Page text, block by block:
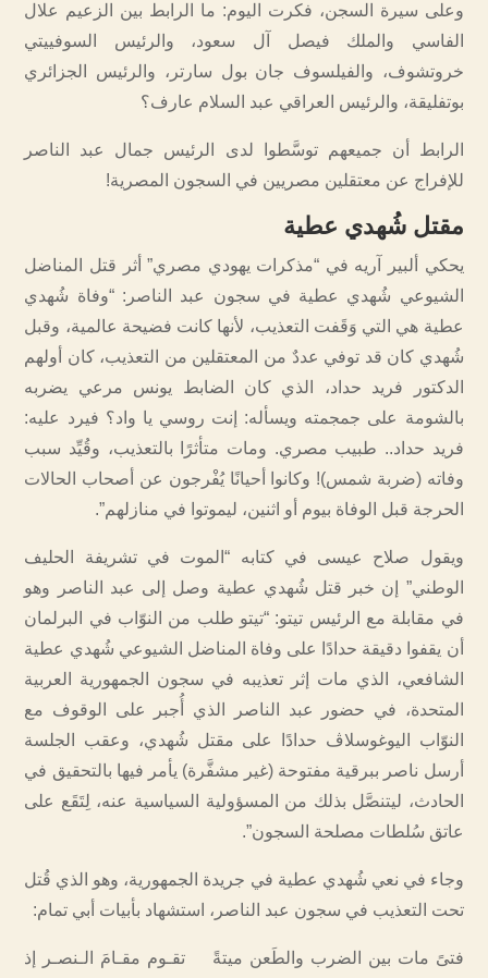
وعلى سيرة السجن، فكرت اليوم: ما الرابط بين الزعيم علال
الفاسي والملك فيصل آل سعود، والرئيس السوفييتي
خروتشوف، والفيلسوف جان بول سارتر، والرئيس الجزائري
بوتفليقة، والرئيس العراقي عبد السلام عارف؟
الرابط أن جميعهم توسَّطوا لدى الرئيس جمال عبد الناصر
للإفراج عن معتقلين مصريين في السجون المصرية!
مقتل شُهدي عطية
يحكي ألبير آريه في “مذكرات يهودي مصري” أثر قتل المناضل
الشيوعي شُهدي عطية في سجون عبد الناصر: “وفاة شُهدي
عطية هي التي وَقَفت التعذيب، لأنها كانت فضيحة عالمية، وقبل
شُهدي كان قد توفي عددٌ من المعتقلين من التعذيب، كان أولهم
الدكتور فريد حداد، الذي كان الضابط يونس مرعي يضربه
بالشومة على جمجمته ويسأله: إنت روسي يا واد؟ فيرد عليه:
فريد حداد.. طبيب مصري. ومات متأثرًا بالتعذيب، وقُيِّد سبب
وفاته (ضربة شمس)! وكانوا أحيانًا يُفْرجون عن أصحاب الحالات
الحرجة قبل الوفاة بيوم أو اثنين، ليموتوا في منازلهم”.
ويقول صلاح عيسى في كتابه “الموت في تشريفة الحليف
الوطني” إن خبر قتل شُهدي عطية وصل إلى عبد الناصر وهو
في مقابلة مع الرئيس تيتو: “تيتو طلب من النوّاب في البرلمان
أن يقفوا دقيقة حدادًا على وفاة المناضل الشيوعي شُهدي عطية
الشافعي، الذي مات إثر تعذيبه في سجون الجمهورية العربية
المتحدة، في حضور عبد الناصر الذي أُجبر على الوقوف مع
النوّاب اليوغوسلاڤ حدادًا على مقتل شُهدي، وعقب الجلسة
أرسل ناصر ببرقية مفتوحة (غير مشفَّرة) يأمر فيها بالتحقيق في
الحادث، ليتنصَّل بذلك من المسؤولية السياسية عنه، لِتَقَع على
عاتق سُلطات مصلحة السجون”.
وجاء في نعي شُهدي عطية في جريدة الجمهورية، وهو الذي قُتل
تحت التعذيب في سجون عبد الناصر، استشهاد بأبيات أبي تمام:
فتىً مات بين الضرب والطَعن ميتةً تقـوم مقـامَ الـنصـر إذ